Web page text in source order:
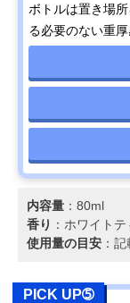
ボトルは置き場
る必要のない重
内容量 ：80ml
香り ：ホワイト
使用量の目安 ：
PICK UP➄